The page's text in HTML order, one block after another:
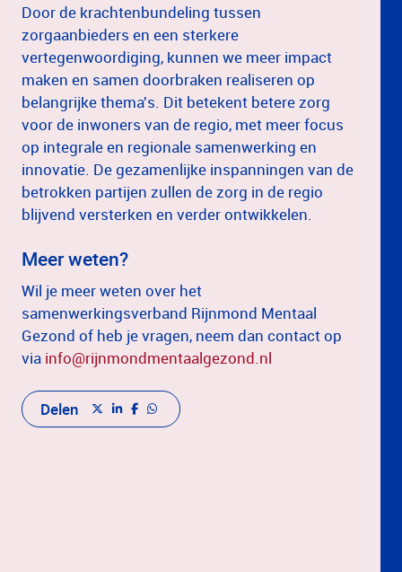
Door de krachtenbundeling tussen
zorgaanbieders en een sterkere
vertegenwoordiging, kunnen we meer impact
maken en samen doorbraken realiseren op
belangrijke thema's. Dit betekent betere zorg
voor de inwoners van de regio, met meer focus
op integrale en regionale samenwerking en
innovatie. De gezamenlijke inspanningen van de
betrokken partijen zullen de zorg in de regio
blijvend versterken en verder ontwikkelen.
Meer weten?
Wil je meer weten over het
samenwerkingsverband Rijnmond Mentaal
Gezond of heb je vragen, neem dan contact op
via info@rijnmondmentaalgezond.nl
Delen